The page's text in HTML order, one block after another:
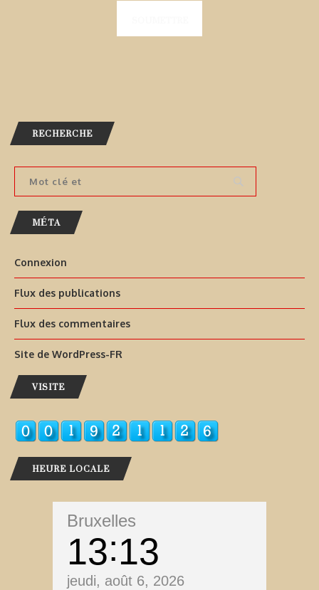
RECHERCHE
MÉTA
Connexion
Flux des publications
Flux des commentaires
Site de WordPress-FR
VISITE
HEURE LOCALE
Bruxelles
13 13
jeudi, août 6, 2026